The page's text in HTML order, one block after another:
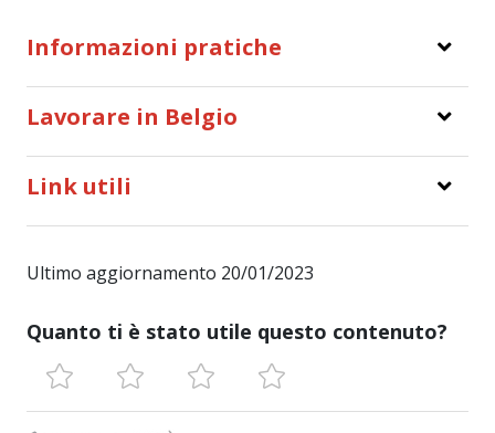
Informazioni pratiche
Lavorare in Belgio
Link utili
Ultimo aggiornamento 20/01/2023
Quanto ti è stato utile questo contenuto?